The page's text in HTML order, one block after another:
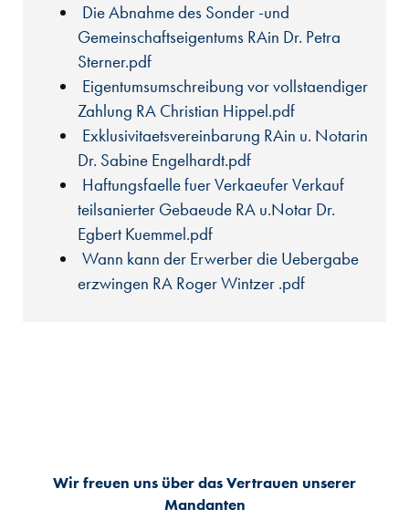
Die Abnahme des Sonder -und
Gemeinschaftseigentums RAin Dr. Petra
Sterner.pdf
Eigentumsumschreibung vor vollstaendiger
Zahlung RA Christian Hippel.pdf
Exklusivitaetsvereinbarung RAin u. Notarin
Dr. Sabine Engelhardt.pdf
Haftungsfaelle fuer Verkaeufer Verkauf
teilsanierter Gebaeude RA u.Notar Dr.
Egbert Kuemmel.pdf
Wann kann der Erwerber die Uebergabe
erzwingen RA Roger Wintzer .pdf
Wir freuen uns über das Vertrauen unserer
Mandanten